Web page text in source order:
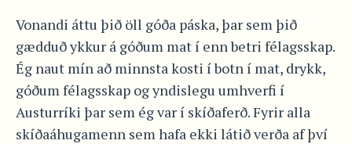
Vonandi áttu þið öll góða páska, þar sem þið
gædduð ykkur á góðum mat í enn betri félagsskap.
Ég naut mín að minnsta kosti í botn í mat, drykk,
góðum félagsskap og yndislegu umhverfi í
Austurríki þar sem ég var í skíðaferð. Fyrir alla
skíðaáhugamenn sem hafa ekki látið verða af því